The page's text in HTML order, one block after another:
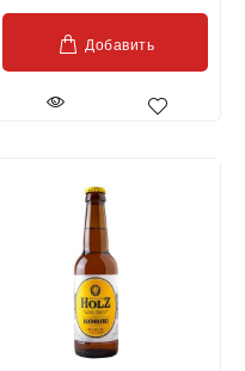
Добавить